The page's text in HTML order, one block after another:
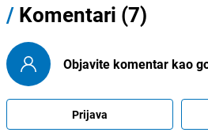
/ Komentari (7)
Objavite komentar kao
Prijava